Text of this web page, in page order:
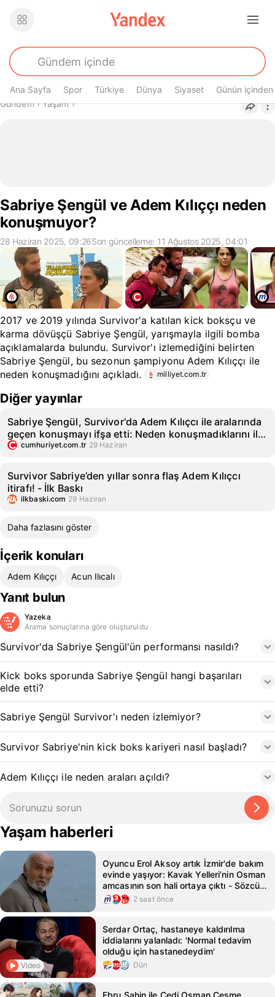
Ana Sayfa Spor Türkiye Dünya Siyaset Günün içinden
Buradasın
Gündem› Yaşam›
Sabriye Şengül ve Adem Kılıççı neden
konuşmuyor?
28 Haziran 2025, 09:26Son güncelleme: 11 Ağustos 2025, 04:01
2017 ve 2019 yılında Survivor'a katılan kick boksçu ve
karma dövüşçü Sabriye Şengül, yarışmayla ilgili bomba
açıklamalarda bulundu. Survivor'ı izlemediğini belirten
Sabriye Şengül, bu sezonun şampiyonu Adem Kılıççı ile
neden konuşmadığını açıkladı.
milliyet.com.tr
Diğer yayınlar
Sabriye Şengül, Survivor'da Adem Kılıçcı ile aralarında
geçen konuşmayı ifşa etti: Neden konuşmadıklarını ilk
kez açıkladı!
cumhuriyet.com.tr 29 Haziran
Survivor Sabriye’den yıllar sonra flaş Adem Kılıçcı
itirafı! - İlk Baskı
ilkbaski.com 29 Haziran
Daha fazlasını göster
İçerik konuları
Adem Kılıççı Acun Ilıcalı
Yanıt bulun
Yazeka
Arama sonuçlarına göre oluşturuldu
Survivor'da Sabriye Şengül'ün performansı nasıldı?
Kick boks sporunda Sabriye Şengül hangi başarıları
elde etti?
Sabriye Şengül Survivor'ı neden izlemiyor?
Survivor Sabriye'nin kick boks kariyeri nasıl başladı?
Adem Kılıççı ile neden araları açıldı?
Yaşam haberleri
Oyuncu Erol Aksoy artık İzmir'de bakım
evinde yaşıyor: Kavak Yelleri’nin Osman
amcasının son hali ortaya çıktı - Sözcü
Gazetesi2 saat önce
Video
Serdar Ortaç, hastaneye kaldırılma
iddialarını yalanladı: 'Normal tedavim
olduğu için hastanedeydim'
Dün
Ebru Şahin ile Cedi Osman Çeşme